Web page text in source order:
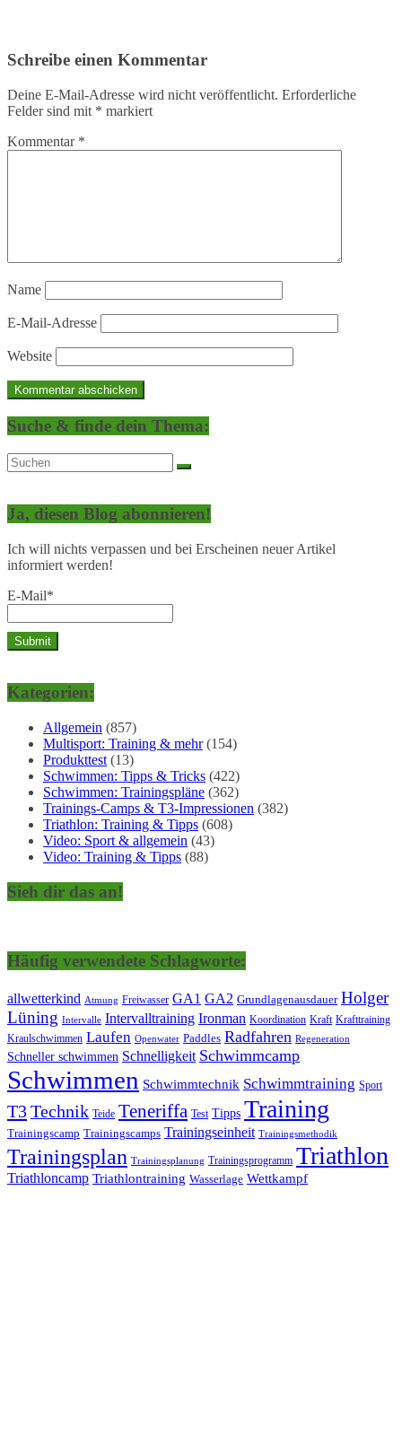
Schreibe einen Kommentar
Deine E-Mail-Adresse wird nicht veröffentlicht. Erforderliche
Felder sind mit * markiert
Kommentar *
Name
E-Mail-Adresse
Website
Suche & finde dein Thema:
Ja, diesen Blog abonnieren!
Ich will nichts verpassen und bei Erscheinen neuer Artikel
informiert werden!
E-Mail*
Kategorien:
Allgemein (857)
Multisport: Training & mehr(154)
Produkttest (13)
Schwimmen: Tipps & Tricks (422)
Schwimmen: Trainingspläne (362)
Trainings-Camps & T3-Impressionen (382)
Triathlon: Training & Tipps (608)
Video: Sport & allgemein (43)
Video: Training & Tipps (88)
Sieh dir das an!
Häufig verwendete Schlagworte:
allwetterkind Atmung Freiwasser GA1 GA2 Grundlagenausdauer Holger
Lüning Intervalle Intervalltraining Ironman Koordination Kraft Krafttraining
Kraulschwimmen Laufen Openwater Paddles Radfahren Regeneration
Schneller schwimmen Schnelligkeit Schwimmcamp
Schwimmen Schwimmtechnik Schwimmtraining Sport
T3Technik Teide Teneriffa Test Tipps Training
Trainingscamp Trainingscamps Trainingseinheit Trainingsmethodik
Trainingsplan Trainingsplanung Trainingsprogramm Triathlon
Triathloncamp Triathlontraining Wasserlage Wettkampf